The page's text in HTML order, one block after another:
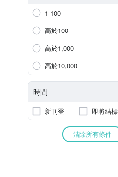
1-100
高於100
高於1,000
高於10,000
時間
新刊登 即將結標
清除所有條件